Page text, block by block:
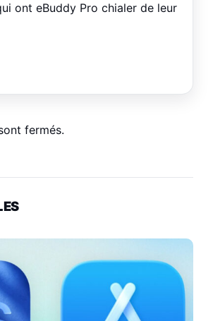
ont eBuddy Pro chialer de leur
fermés.